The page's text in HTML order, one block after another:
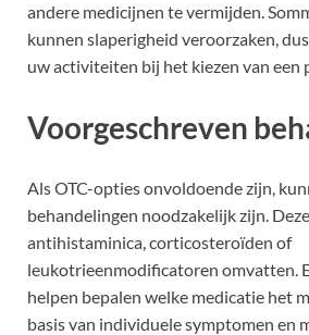
andere medicijnen te vermijden.
kunnen slaperigheid veroorzaken,
uw activiteiten bij het kiezen van een
Voorgeschreven
Als OTC-opties onvoldoende zijn,
behandelingen noodzakelijk zijn.
antihistaminica, corticosteroïden of
leukotrieenmodificatoren omvatten.
helpen bepalen welke medicatie het
basis van individuele symptomen en